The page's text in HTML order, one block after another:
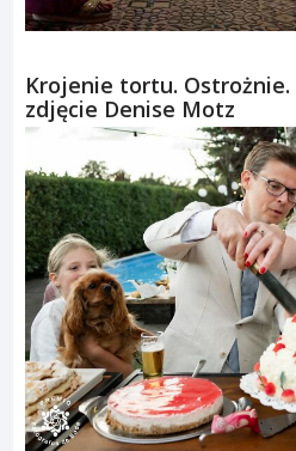
Krojenie tortu.
zdjęcie Denise Motz